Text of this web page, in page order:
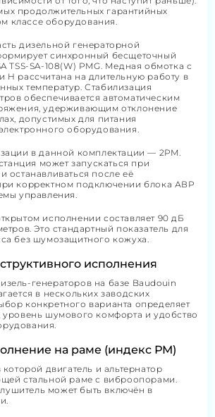
продолжительных гарантийных
классе оборудования.
дизельной генераторной
синхронный бесщеточный
TSS-SA-108(W) PMG. Медная обмотка с
H рассчитана на длительную работу в
температур. Стабилизация
обеспечивается автоматическим
удерживающим отклонение
допустимых для питания
оборудования.
в данной комплектации — 2РМ.
может запускаться при
останавливаться после её
корректном подключении блока АВР
управления.
исполнении составляет 90 дБ
Это стандартный показатель для
без шумозащитного кожуха.
исполнения
генераторов на базе Baudouin
в нескольких заводских
конкретного варианта определяет
уровень шумового комфорта и удобство
на раме (индекс РМ)
двигатель и альтернатор
стальной раме с виброопорами.
может быть включён в